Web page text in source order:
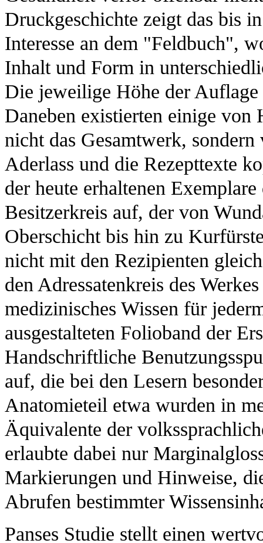
Druckgeschichte zeigt das bis
Interesse an dem "Feldbuch",
Inhalt und Form in
Die jeweilige Höhe der
Daneben existierten einige
nicht das Gesamtwerk,
Aderlass und die Rezepttexte
der heute erhaltenen
Besitzerkreis auf, der von
Oberschicht bis hin zu
nicht mit den Rezipienten
den Adressatenkreis des
medizinisches Wissen für
ausgestalteten Folioband der
Handschriftliche
auf, die bei den Lesern
Anatomieteil etwa wurden in
Äquivalente der
erlaubte dabei nur
Markierungen und Hinweise,
Abrufen bestimmter
Panses Studie stellt einen